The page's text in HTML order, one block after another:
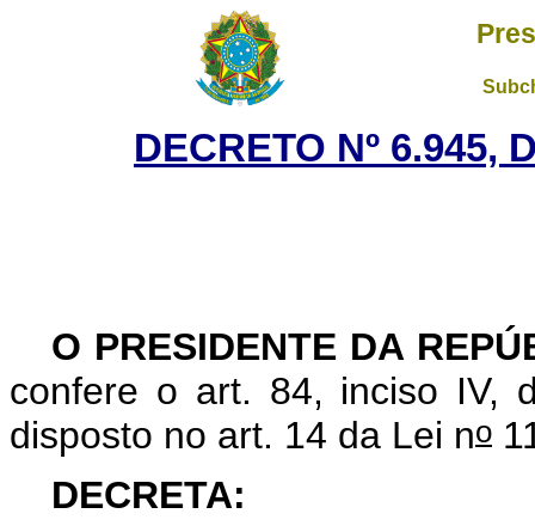
DECRETO Nº 6.945,
O PRESIDENTE DA
confere o art. 84, inciso IV,
disposto no art. 14 da Lei no
DECRETA: